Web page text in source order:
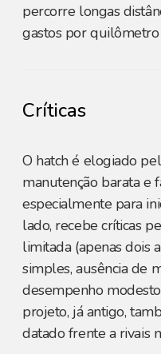
percorre longas
gastos por
Críticas
O hatch é elogiado
manutenção barata e
especialmente para
lado, recebe críticas
limitada (apenas dois
simples, ausência de
desempenho
projeto, já antigo,
datado frente a rivais